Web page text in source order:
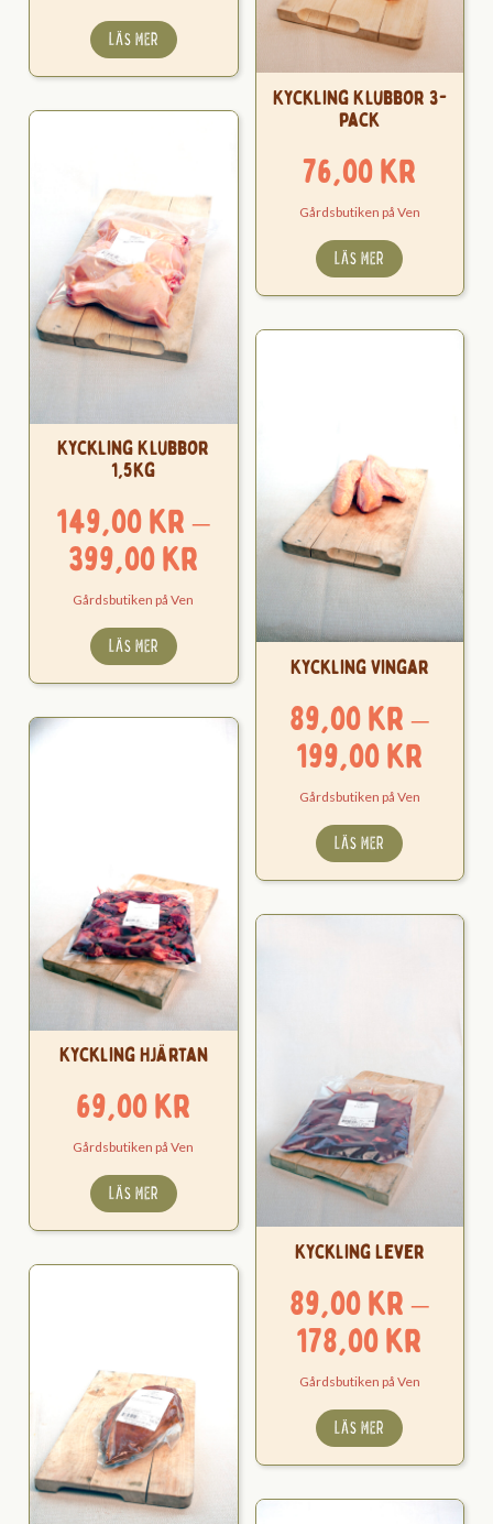
LÄS MER
Kyckling Klubbor 3-
pack
76,00kr
Gårdsbutiken på Ven
LÄS MER
Kyckling Klubbor
1,5kg
149,00kr –
399,00kr Prisintervall:
149,00 kr
399,00 kr
Gårdsbutiken på Ven
LÄS MER
Kyckling Vingar
89,00kr –
199,00kr
Gårdsbutiken på Ven
LÄS MER
Kyckling Hjärtan
69,00kr
Gårdsbutiken på Ven
LÄS MER
Kyckling Lever
89,00kr –
178,00kr
Gårdsbutiken på Ven
LÄS MER